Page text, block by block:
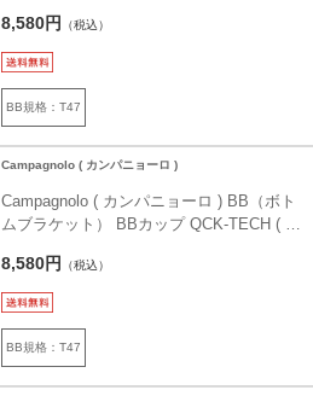
8,580円 （税込）
BB規格：T47
Campagnolo ( カンパニョーロ )
Campagnolo ( カンパニョーロ ) BB（ボト
ムブラケット） BBカップ QCK-TECH ( ク
8,580円 （税込）
BB規格：T47